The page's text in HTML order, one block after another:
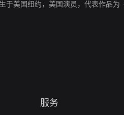
于美国纽约，美国演员，代表作品为
服务